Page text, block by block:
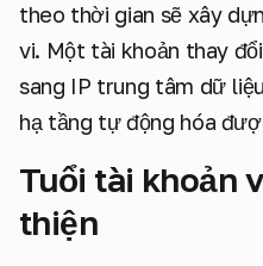
theo thời gian sẽ xây
vi. Một tài khoản thay
sang IP trung tâm dữ
hạ tầng tự động hóa
Tuổi tài khoản
thiện